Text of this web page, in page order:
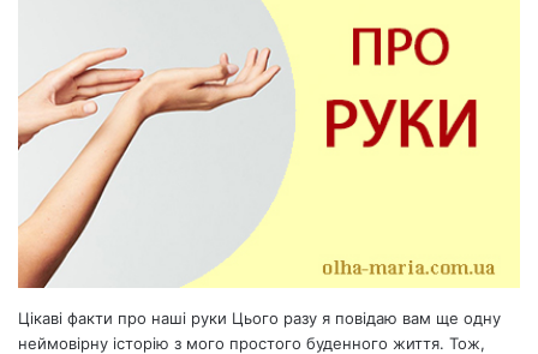
Цікаві факти про наші руки Цього разу я повідаю вам ще одну
неймовірну історію з мого простого буденного життя. Тож,